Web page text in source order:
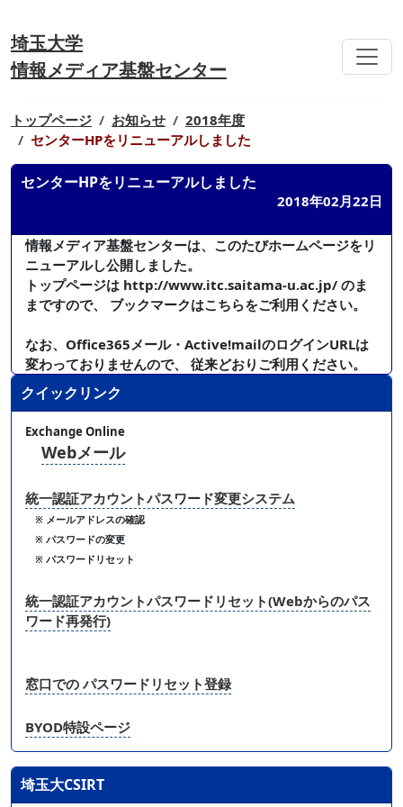
埼玉大学
情報メディア基盤センター
トップページ お知らせ
2018年度
センターHPをリニューアルしました
センターHPをリニューアルしました
2018年02月22日
情報メディア基盤センターは、このたびホームページをリ
ニューアルし公開しました。
トップページは http://www.itc.saitama-u.ac.jp/ のま
まですので、 ブックマークはこちらをご利用ください。
なお、Office365メール・Active!mailのログインURLは
変わっておりませんので、 従来どおりご利用ください。
クイックリンク
Exchange Online
Webメール
統一認証アカウントパスワード変更システム
※ メールアドレスの確認
※ パスワードの変更
※ パスワードリセット
統一認証アカウントパスワードリセット(Webからのパス
ワード再発行)
窓口での パスワードリセット登録
BYOD特設ページ
埼玉大CSIRT